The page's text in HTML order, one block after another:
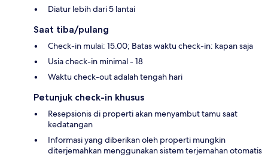
Diatur lebih dari 5 lantai
Saat tiba/pulang
Check-in mulai: 15.00; Batas waktu check-in: kapan saja
Usia check-in minimal - 18
Waktu check-out adalah tengah hari
Petunjuk check-in khusus
Resepsionis di properti akan menyambut tamu saat
kedatangan
Informasi yang diberikan oleh properti mungkin
diterjemahkan menggunakan sistem terjemahan otomatis